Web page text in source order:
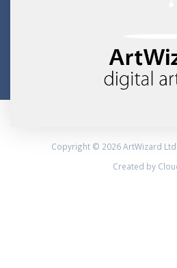
Copyright © 2026 ArtWizard
Created by